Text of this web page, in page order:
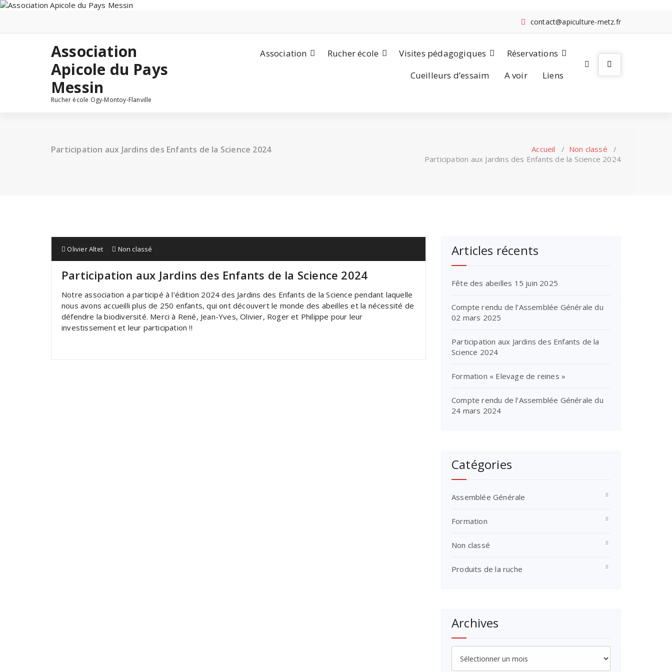
Skip
contact@apiculture-metz.fr
Association
Apicole du Pays
Messin
Rucher école Ogy-Montoy-Flanville
Association Rucher école Visites pédagogiques
Réservations
Cueilleurs d’essaim
A voir Liens
Participation aux Jardins des Enfants de la Science 2024 Accueil / Non classé /
Participation aux Jardins des Enfants de la Science 2024
Olivier Altet Non classé
Participation aux Jardins des Enfants de la Science 2024
Notre association a participé à l’édition 2024 des Jardins des Enfants de la Science pendant laquelle
nous avons accueilli plus de 250 enfants, qui ont découvert le monde des abeilles et la nécessité de
défendre la biodiversité. Merci à René, Jean-Yves, Olivier, Roger et Philippe pour leur
investissement et leur participation !!
Articles récents
Fête des abeilles 15 juin 2025
Compte rendu de l’Assemblée Générale du
02 mars 2025
Participation aux Jardins des Enfants de la
Science 2024
Formation « Elevage de reines »
Compte rendu de l’Assemblée Générale du
24 mars 2024
Catégories
Assemblée Générale
Formation
Non classé
Produits de la ruche
Archives